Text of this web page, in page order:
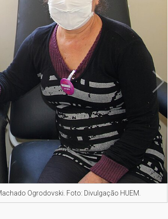
Ogrodovski. Foto: Divulgação HUEM.